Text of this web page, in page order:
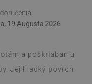
19 Augusta 2026
a poškriabaniu
Jej hladký povrch